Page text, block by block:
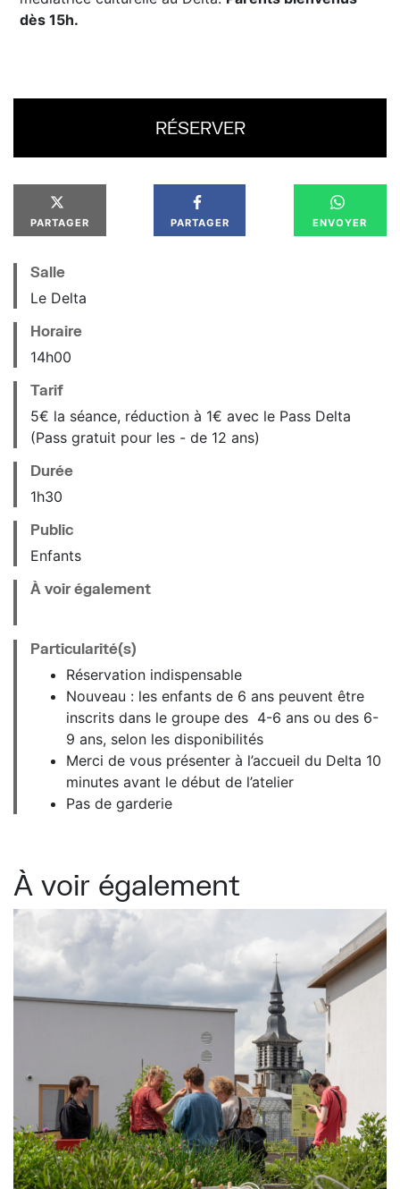
dès 15h.
RÉSERVER
PARTAGER PARTAGER ENVOYER
Salle
Le Delta
Horaire
14h00
Tarif
5€ la séance, réduction à 1€ avec le Pass Delta
(Pass gratuit pour les - de 12 ans)
Durée
1h30
Public
Enfants
À voir également
Particularité(s)
Réservation indispensable
Nouveau : les enfants de 6 ans peuvent être
inscrits dans le groupe des 4-6 ans ou des 6-
9 ans, selon les disponibilités
Merci de vous présenter à l’accueil du Delta 10
minutes avant le début de l’atelier
Pas de garderie
À voir également